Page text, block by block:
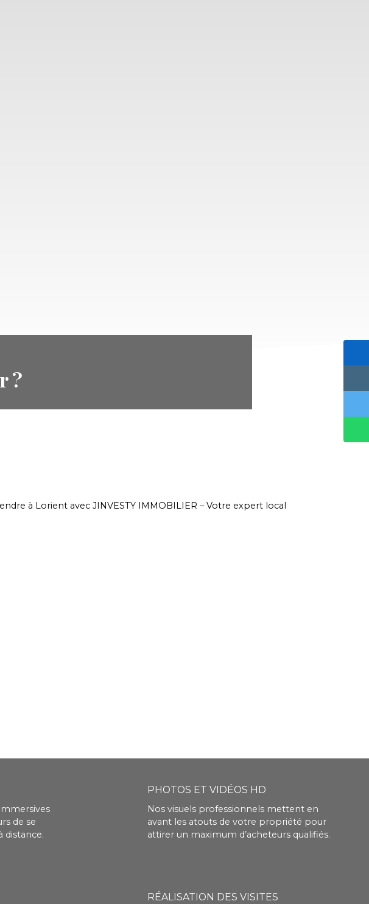
?
de se
distance.
PHOTOS ET VIDÉOS HD
Nos visuels professionnels mettent en
avant les atouts de votre propriété pour
attirer un maximum d’acheteurs qualifiés.
RÉALISATION DES VISITES